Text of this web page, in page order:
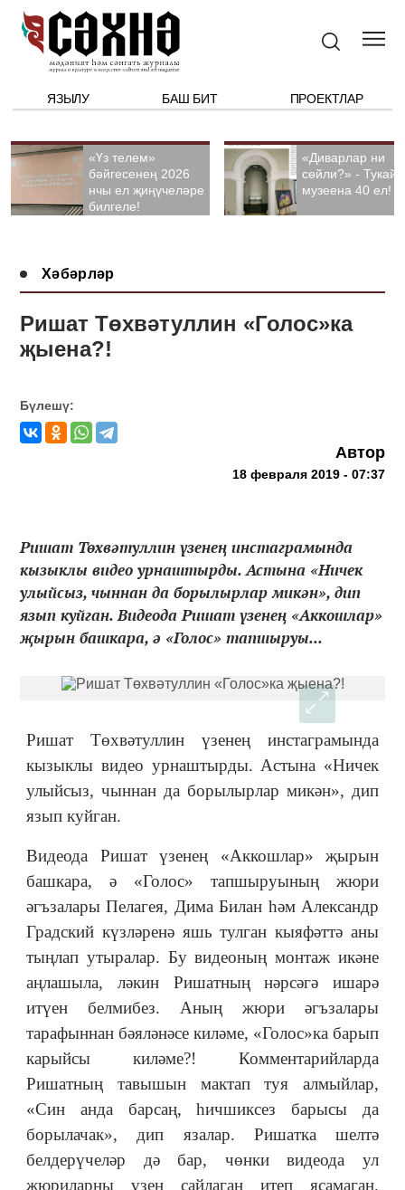
ЯЗЫЛУ БАШ БИТ ПРОЕКТЛАР
«Үз телем»
бәйгесенең 2026
нчы ел җиңүчеләре
билгеле!
«Диварлар ни
сөйли?» - Тукай
музеена 40 ел!
Хәбәрләр
Ришат Төхвәтуллин «Голос»ка
җыена?!
Бүлешү:
Автор
18 февраля 2019 - 07:37
Ришат Төхвәтуллин үзенең инстаграмында
кызыклы видео урнаштырды. Астына «Ничек
улыйсыз, чыннан да борылырлар микән», дип
язып куйган. Видеода Ришат үзенең «Аккошлар»
җырын башкара, ә «Голос» тапшыруы...
Ришат Төхвәтуллин үзенең инстаграмында
кызыклы видео урнаштырды. Астына «Ничек
улыйсыз, чыннан да борылырлар микән», дип
язып куйган.
Видеода Ришат үзенең «Аккошлар» җырын
башкара, ә «Голос» тапшыруының жюри
әгъзалары Пелагея, Дима Билан һәм Александр
Градский күзләренә яшь тулган кыяфәттә аны
тыңлап утыралар. Бу видеоның монтаж икәне
аңлашыла, ләкин Ришатның нәрсәгә ишарә
итүен белмибез. Аның жюри әгъзалары
тарафыннан бәяләнәсе киләме, «Голос»ка барып
карыйсы киләме?! Комментарийларда
Ришатның тавышын мактап туя алмыйлар,
«Син анда барсаң, һичшиксез барысы да
борылачак», дип язалар. Ришатка шелтә
белдерүчеләр дә бар, чөнки видеода ул
жюриларны үзен сайлаган итеп ясамаган.